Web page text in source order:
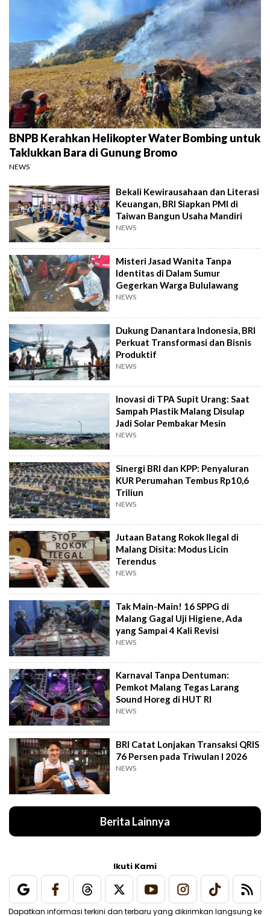
BNPB Kerahkan Helikopter Water Bombing untuk
Taklukkan Bara di Gunung Bromo
NEWS
Bekali Kewirausahaan dan Literasi
Keuangan, BRI Siapkan PMI di
Taiwan Bangun Usaha Mandiri
NEWS
Misteri Jasad Wanita Tanpa
Identitas di Dalam Sumur
Gegerkan Warga Bululawang
NEWS
Dukung Danantara Indonesia, BRI
Perkuat Transformasi dan Bisnis
Produktif
NEWS
Inovasi di TPA Supit Urang: Saat
Sampah Plastik Malang Disulap
Jadi Solar Pembakar Mesin
NEWS
Sinergi BRI dan KPP: Penyaluran
KUR Perumahan Tembus Rp10,6
Triliun
NEWS
Jutaan Batang Rokok Ilegal di
Malang Disita: Modus Licin
Terendus
NEWS
Tak Main-Main! 16 SPPG di
Malang Gagal Uji Higiene, Ada
yang Sampai 4 Kali Revisi
NEWS
Karnaval Tanpa Dentuman:
Pemkot Malang Tegas Larang
Sound Horeg di HUT RI
NEWS
BRI Catat Lonjakan Transaksi QRIS
76 Persen pada Triwulan I 2026
NEWS
Berita Lainnya
Ikuti Kami
Dapatkan informasi terkini dan terbaru yang dikirimkan langsung ke